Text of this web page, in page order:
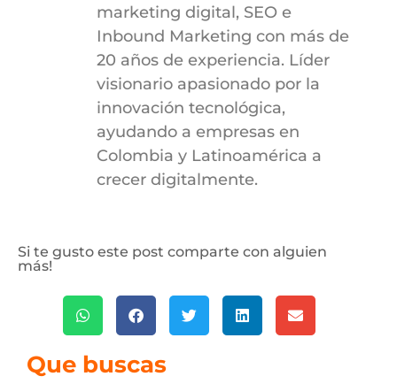
marketing digital, SEO e
Inbound Marketing con más de
20 años de experiencia. Líder
visionario apasionado por la
innovación tecnológica,
ayudando a empresas en
Colombia y Latinoamérica a
crecer digitalmente.
Si te gusto este post comparte con alguien
más!
Que buscas